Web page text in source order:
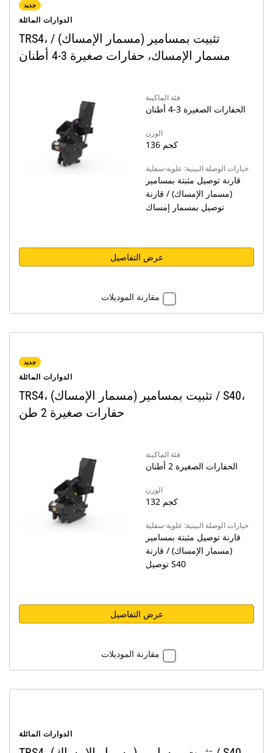
جديد
الدوارات المائلة
TRS4، تثبيت بمسامير (مسمار الإمساك) /
مسمار الإمساك، حفارات صغيرة 3-4 أطنان
فئة الماكينة
الحفارات الصغيرة 3-4 أطنان
الوزن
136 كجم
خيارات الوصلة البينية: علوية-سفلية
قارنة توصيل مثبتة بمسامير
(مسمار الإمساك) / قارنة
توصيل بمسمار إمساك
عرض التفاصيل
مقارنة الموديلات
جديد
الدوارات المائلة
TRS4، تثبيت بمسامير (مسمار الإمساك) / S40،
حفارات صغيرة 2 طن
فئة الماكينة
الحفارات الصغيرة 2 أطنان
الوزن
132 كجم
خيارات الوصلة البينية: علوية-سفلية
قارنة توصيل مثبتة بمسامير
(مسمار الإمساك) / قارنة
توصيل S40
عرض التفاصيل
مقارنة الموديلات
الدوارات المائلة